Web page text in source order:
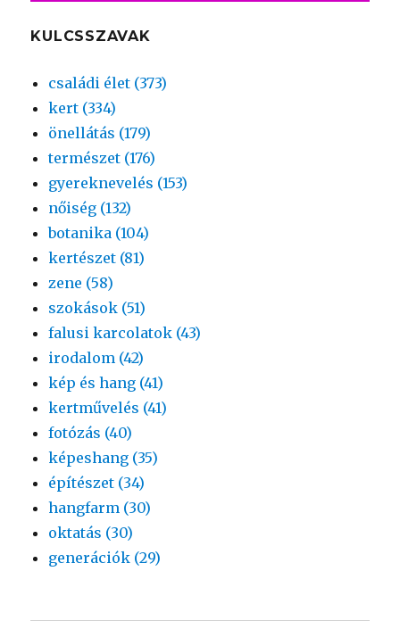
KULCSSZAVAK
családi élet (373)
kert (334)
önellátás (179)
természet (176)
gyereknevelés (153)
nőiség (132)
botanika (104)
kertészet (81)
zene (58)
szokások (51)
falusi karcolatok (43)
irodalom (42)
kép és hang (41)
kertművelés (41)
fotózás (40)
képeshang (35)
építészet (34)
hangfarm (30)
oktatás (30)
generációk (29)